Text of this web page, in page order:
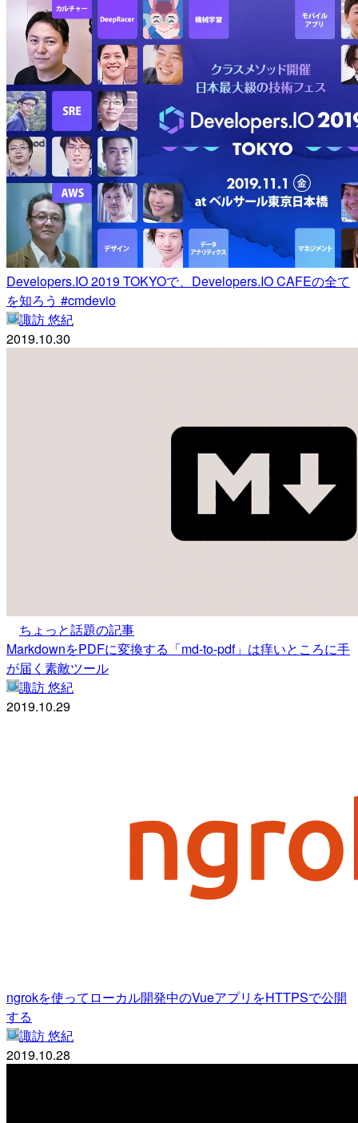
Developers.IO 2019 TOKYOで、Developers.IO CAFEの全て
を知ろう #cmdevio
諏訪 悠紀
2019.10.30
ちょっと話題の記事
MarkdownをPDFに変換する「md-to-pdf」は痒いところに手
が届く素敵ツール
諏訪 悠紀
2019.10.29
ngrokを使ってローカル開発中のVueアプリをHTTPSで公開
する
諏訪 悠紀
2019.10.28